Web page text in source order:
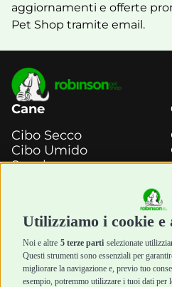
Utilizziamo i cookie e
Noi e altre 5 terze parti selezionate
Questi strumenti sono essenziali per
migliorare la navigazione e, previo tuo
esempio, potremmo utilizzare i tuoi dati per
aggiornamenti e offerte
Pet Shop tramite email.
Cane
Cibo Secco
Cibo Umido
Snack e
Igiene e Pulizia
Accessori
Cani Mini
Top Quality